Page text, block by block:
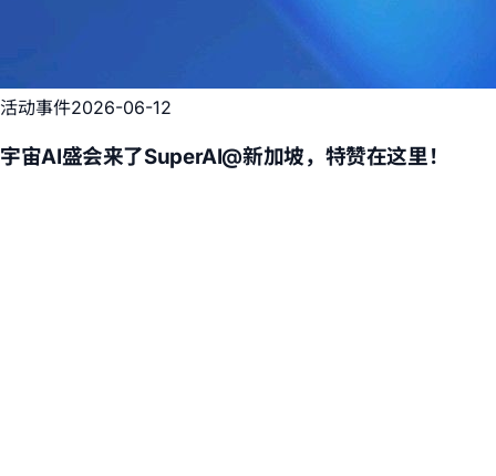
活动事件2026-06-12
宇宙AI盛会来了SuperAI@新加坡，特赞在这里！